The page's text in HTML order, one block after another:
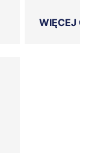
WIĘCEJ